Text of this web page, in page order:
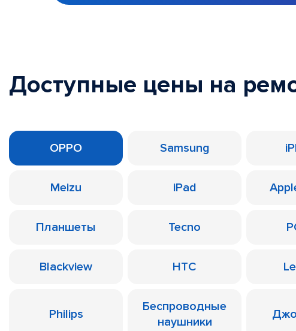
Доступные цены на
OPPO Samsung
Meizu iPad
Планшеты Tecno
Blackview HTC
Philips
Беспроводные
наушники